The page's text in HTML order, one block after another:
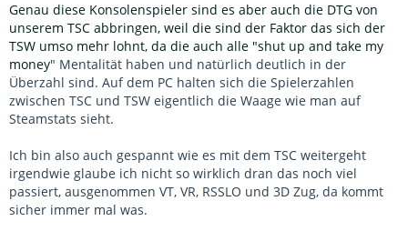
Genau diese Konsolenspieler sind es aber auch die DTG von
unserem TSC abbringen, weil die sind der Faktor das sich der
TSW umso mehr lohnt, da die auch alle "shut up and take my
money" Mentalität haben und natürlich deutlich in der
Überzahl sind. Auf dem PC halten sich die Spielerzahlen
zwischen TSC und TSW eigentlich die Waage wie man auf
Steamstats sieht.
Ich bin also auch gespannt wie es mit dem TSC weitergeht
irgendwie glaube ich nicht so wirklich dran das noch viel
passiert, ausgenommen VT, VR, RSSLO und 3D Zug, da kommt
sicher immer mal was.